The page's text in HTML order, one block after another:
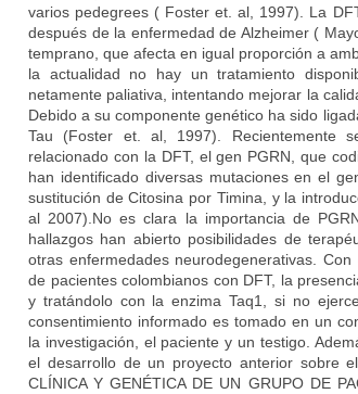
varios pedegrees ( Foster et. al, 1997). La
después de la enfermedad de Alzheimer (
temprano, que afecta en igual proporción a
la actualidad no hay un tratamiento
netamente paliativa, intentando mejorar la
Debido a su componente genético ha sido
Tau (Foster et. al, 1997). Recientemente
relacionado con la DFT, el gen PGRN, que
han identificado diversas mutaciones en el
sustitución de Citosina por Timina, y la
al 2007).No es clara la importancia de
hallazgos han abierto posibilidades de
otras enfermedades neurodegenerativas.
de pacientes colombianos con DFT, la
y tratándolo con la enzima Taq1, si no
consentimiento informado es tomado en un
la investigación, el paciente y un testigo.
el desarrollo de un proyecto anterior sobre
CLÍNICA Y GENÉTICA DE UN GRUPO DE